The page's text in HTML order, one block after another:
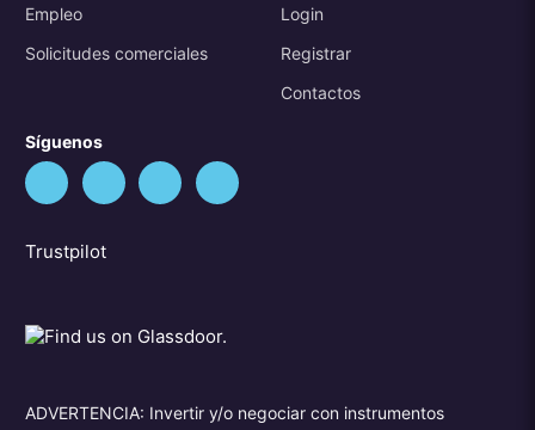
Empleo
Solicitudes comerciales
Login
Registrar
Contactos
Síguenos
Trustpilot
ADVERTENCIA: Invertir y/o negociar con instrumentos